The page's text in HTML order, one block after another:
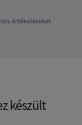
értékeléseket
készült